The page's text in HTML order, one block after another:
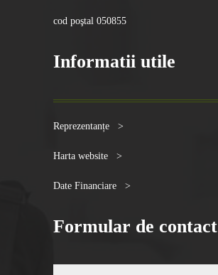
cod poştal 050855
Informatii utile
Reprezentanțe >
Harta website >
Date Financiare >
Formular de contact